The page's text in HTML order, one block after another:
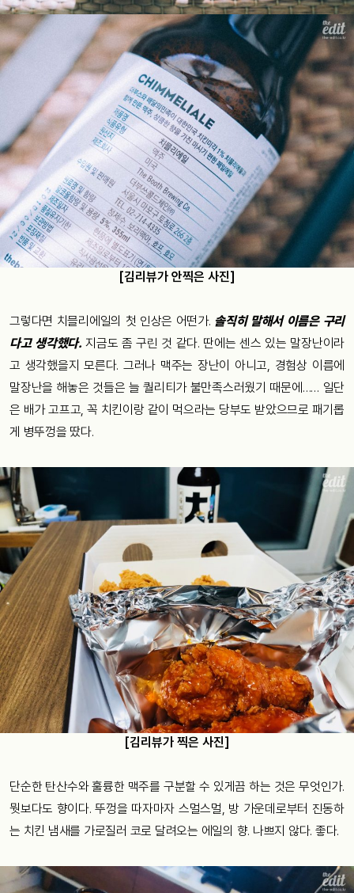
[김리뷰가 안찍은 사진]
그렇다면 치믈리에일의 첫 인상은 어떤가. 솔직히 말해서 이름은 구리
다고 생각했다. 지금도 좀 구린 것 같다. 딴에는 센스 있는 말장난이라
고 생각했을지 모른다. 그러나 맥주는 장난이 아니고, 경험상 이름에
말장난을 해놓은 것들은 늘 퀄리티가 불만족스러웠기 때문에…… 일단
은 배가 고프고, 꼭 치킨이랑 같이 먹으라는 당부도 받았으므로 패기롭
게 병뚜껑을 땄다.
[김리뷰가 찍은 사진]
단순한 탄산수와 훌륭한 맥주를 구분할 수 있게끔 하는 것은 무엇인가.
뭣보다도 향이다. 뚜껑을 따자마자 스멀스멀, 방 가운데로부터 진동하
는 치킨 냄새를 가로질러 코로 달려오는 에일의 향. 나쁘지 않다. 좋다.